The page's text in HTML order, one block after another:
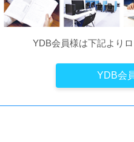
YDB会員様は下記より
YDB会